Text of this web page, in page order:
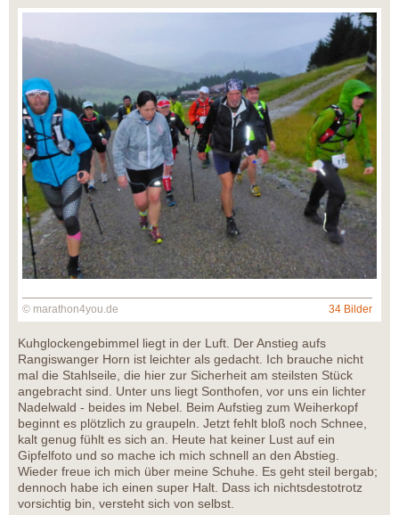
© marathon4you.de 34 Bilder
Kuhglockengebimmel liegt in der Luft. Der Anstieg aufs
Rangiswanger Horn ist leichter als gedacht. Ich brauche nicht
mal die Stahlseile, die hier zur Sicherheit am steilsten Stück
angebracht sind. Unter uns liegt Sonthofen, vor uns ein lichter
Nadelwald - beides im Nebel. Beim Aufstieg zum Weiherkopf
beginnt es plötzlich zu graupeln. Jetzt fehlt bloß noch Schnee,
kalt genug fühlt es sich an. Heute hat keiner Lust auf ein
Gipfelfoto und so mache ich mich schnell an den Abstieg.
Wieder freue ich mich über meine Schuhe. Es geht steil bergab;
dennoch habe ich einen super Halt. Dass ich nichtsdestotrotz
vorsichtig bin, versteht sich von selbst.